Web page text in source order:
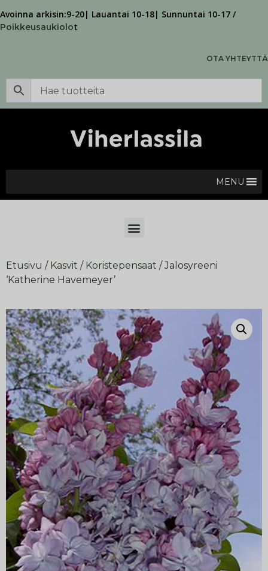
Avoinna arkisin:9-20| Lauantai 10-18| Sunnuntai 10-17 /
Poikkeusaukiolot
OTA YHTEYTTÄ
MENU
Etusivu / Kasvit / Koristepensaat / Jalosyreeni
‘Katherine Havemeyer’